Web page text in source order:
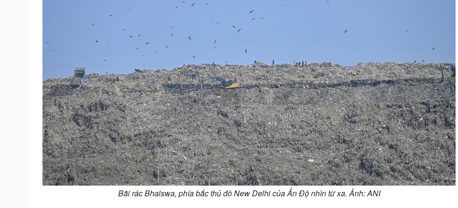
Bãi rác Bhalswa, phía bắc thủ đô New Delhi của Ấn Độ nhìn từ xa. Ảnh: ANI